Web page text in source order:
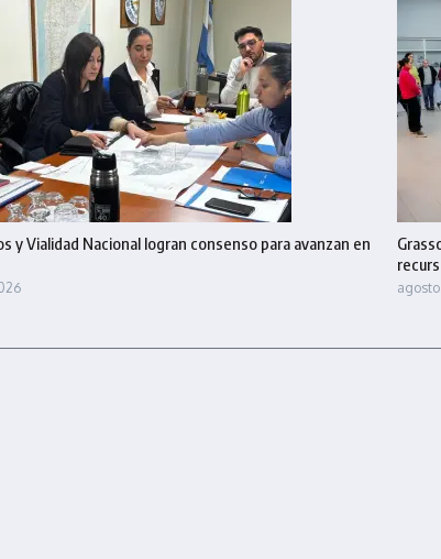
y Vialidad Nacional logran consenso para avanzan en